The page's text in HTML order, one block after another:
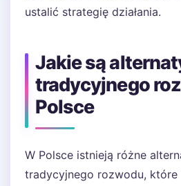
ustalić strategię działania.
Jakie są
tradycyjnego
Polsce
W Polsce istnieją różne
tradycyjnego rozwodu, które